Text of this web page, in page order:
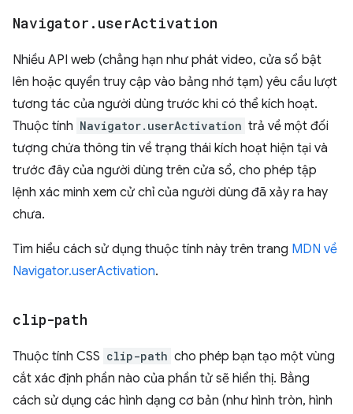
Navigator . userActivation
Nhiều API web (chẳng hạn như phát video, cửa sổ bật
lên hoặc quyền truy cập vào bảng nhớ tạm) yêu cầu lượt
tương tác của người dùng trước khi có thể kích hoạt.
Thuộc tính Navigator.userActivation trả về một đối
tượng chứa thông tin về trạng thái kích hoạt hiện tại và
trước đây của người dùng trên cửa sổ, cho phép tập
lệnh xác minh xem cử chỉ của người dùng đã xảy ra hay
chưa.
Tìm hiểu cách sử dụng thuộc tính này trên trang MDN về
Navigator.userActivation.
clip-path
Thuộc tính CSS clip-path cho phép bạn tạo một vùng
cắt xác định phần nào của phần tử sẽ hiển thị. Bằng
cách sử dụng các hình dạng cơ bản (như hình tròn, hình